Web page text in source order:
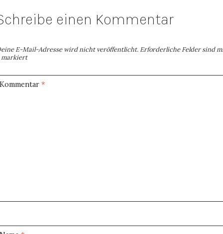
einen Kommentar
E-Mail-Adresse wird nicht veröffentlicht. Erforderliche Felder sind
markiert
Kommentar*